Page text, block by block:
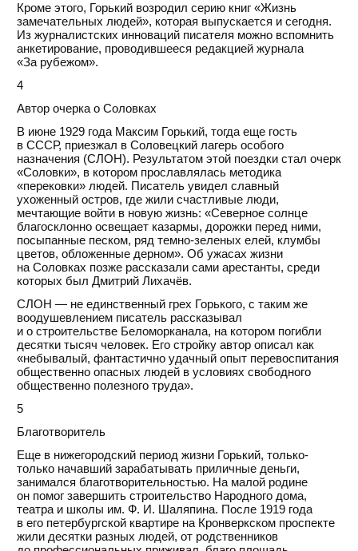
Кроме этого, Горький возродил серию книг «Жизнь
замечательных людей», которая выпускается и сегодня.
Из журналистских инноваций писателя можно вспомнить
анкетирование, проводившееся редакцией журнала
«За рубежом».
4
Автор очерка о Соловках
В июне 1929 года Максим Горький, тогда еще гость
в СССР, приезжал в Соловецкий лагерь особого
назначения (СЛОН). Результатом этой поездки стал очерк
«Соловки», в котором прославлялась методика
«перековки» людей. Писатель увидел славный
ухоженный остров, где жили счастливые люди,
мечтающие войти в новую жизнь: «Северное солнце
благосклонно освещает казармы, дорожки перед ними,
посыпанные песком, ряд темно-зеленых елей, клумбы
цветов, обложенные дерном». Об ужасах жизни
на Соловках позже рассказали сами арестанты, среди
которых был Дмитрий Лихачёв.
СЛОН — не единственный грех Горького, с таким же
воодушевлением писатель рассказывал
и о строительстве Беломорканала, на котором погибли
десятки тысяч человек. Его стройку автор описал как
«небывалый, фантастично удачный опыт перевоспитания
общественно опасных людей в условиях свободного
общественно полезного труда».
5
Благотворитель
Еще в нижегородский период жизни Горький, только-
только начавший зарабатывать приличные деньги,
занимался благотворительностью. На малой родине
он помог завершить строительство Народного дома,
театра и школы им. Ф. И. Шаляпина. После 1919 года
в его петербургской квартире на Кронверкском проспекте
жили десятки разных людей, от родственников